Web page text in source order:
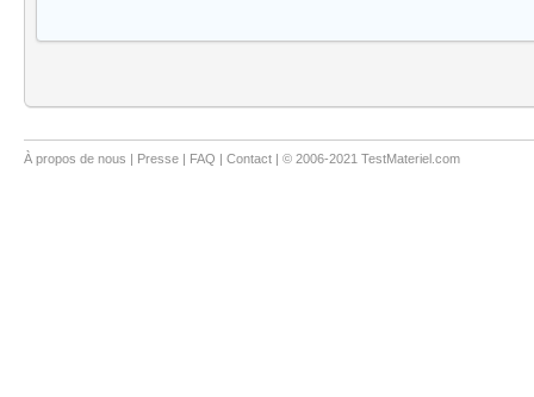
À propos de nous | Presse | FAQ | Contact | © 2006-2021 TestMateriel.com